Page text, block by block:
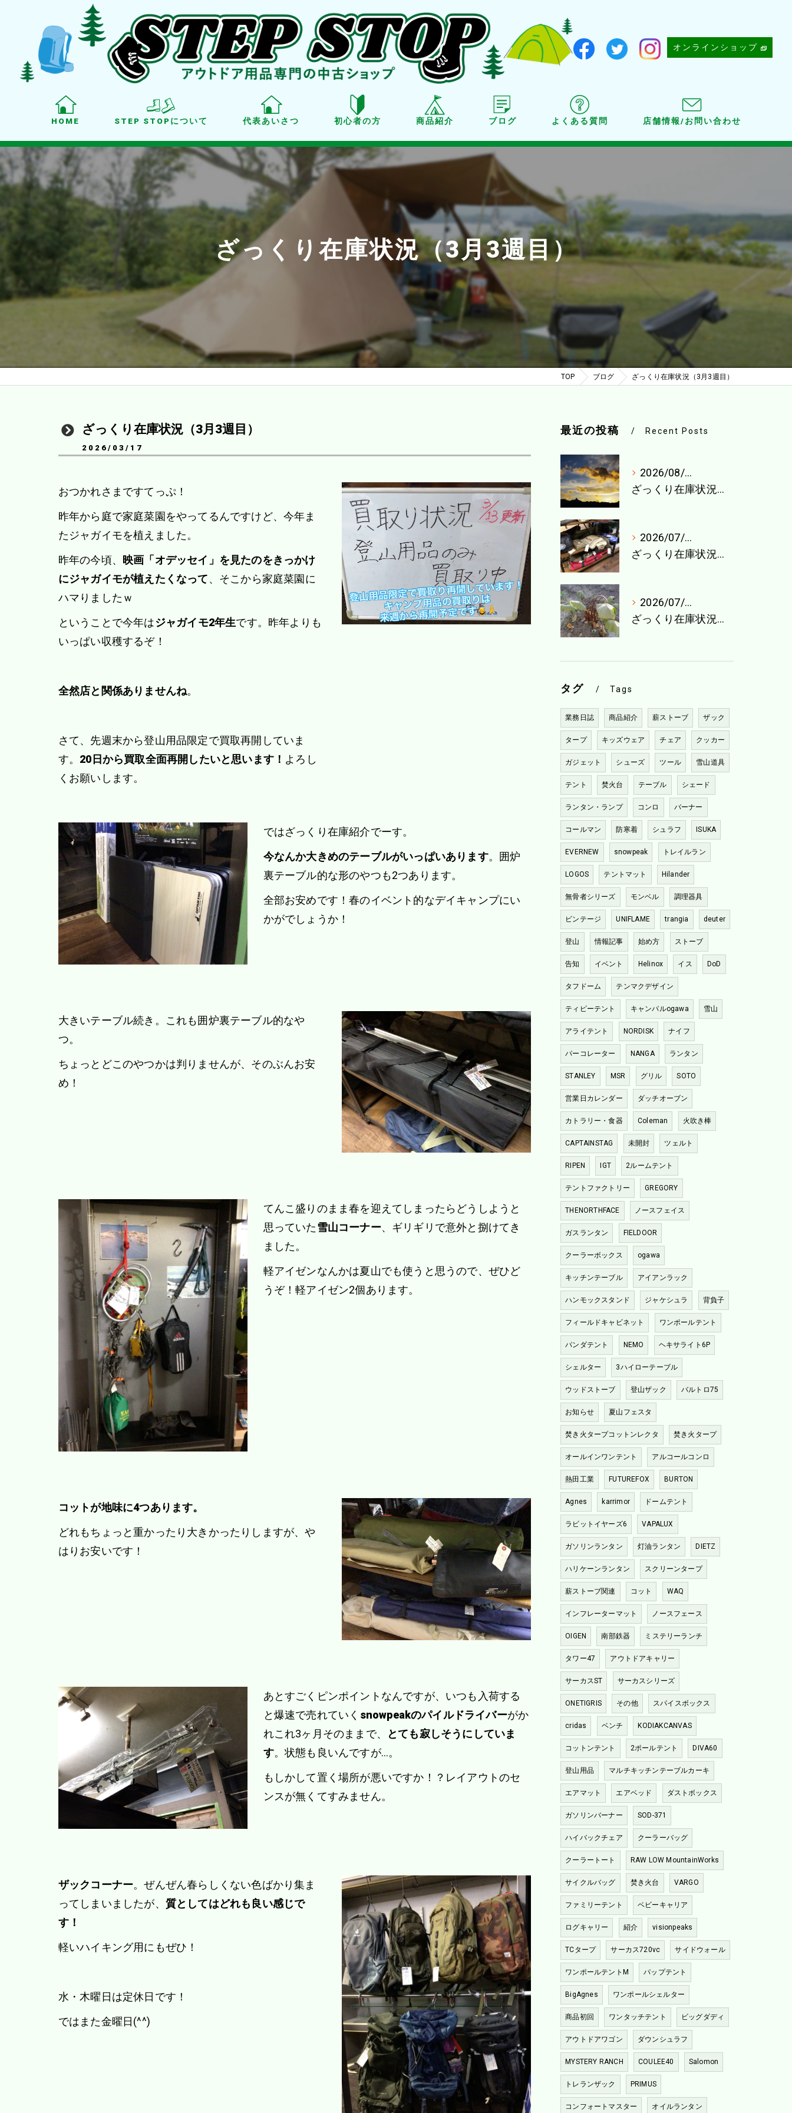
オンラインショップ
HOME STEP STOPについて 代表あいさつ 初心者の方 商品紹介
商品紹介
点検・メンテナンス
ブログ よくある質問 店舗情報/お問い合わせ
ざっくり在庫状況（3月3週目）
TOP ブログ ざっくり在庫状況（3月3週目）
ざっくり在庫状況（3月3週目）
2026/03/17
おつかれさまですてっぷ！
昨年から庭で家庭菜園をやってるんですけど、今年ま
たジャガイモを植えました。
昨年の今頃、
映画「オデッセイ」を見たのをきっかけ
にジャガイモが植えたくなって、そこから家庭菜園に
ハマりましたｗ
ということで今年はジャガイモ2年生です。昨年よりも
いっぱい収穫するぞ！
全然店と関係ありませんね。
さて、先週末から登山用品限定で買取再開していま
す。 20日から買取全面再開したいと思います！ よろし
くお願いします。
ではざっくり在庫紹介でーす。
今なんか大きめのテーブルがいっぱいあります。囲炉
裏テーブル的な形のやつも2つあります。
全部お安めです！春のイベント的なデイキャンプにい
かがでしょうか！
大きいテーブル続き。これも囲炉裏テーブル的なや
つ。
ちょっとどこのやつかは判りませんが、そのぶんお安
め！
てんこ盛りのまま春を迎えてしまったらどうしようと
思っていた雪山コーナー、ギリギリで意外と捌けてき
ました。
軽アイゼンなんかは夏山でも使うと思うので、ぜひど
うぞ！軽アイゼン2個あります。
コットが地味に4つあります。
どれもちょっと重かったり大きかったりしますが、や
はりお安いです！
あとすごくピンポイントなんですが、いつも入荷する
と爆速で売れていく snowpeakのパイルドライバーがか
れこれ3ヶ月そのままで、
とても寂しそうにしていま
す。状態も良いんですが…。
もしかして置く場所が悪いですか！？レイアウトのセ
ンスが無くてすみません。
ザックコーナー。ぜんぜん春らしくない色ばかり集ま
ってしまいましたが、 質としてはどれも良い感じで
す！
軽いハイキング用にもぜひ！
水・木曜日は定休日です！
ではまた金曜日(^^)
最近の投稿 Recent Posts
2026/08/04
ざっくり在庫状況（8月1週目）
2026/07/27
ざっくり在庫状況（7月最終週）
2026/07/21
ざっくり在庫状況（7月4週目）
タグ Tags
業務日誌 商品紹介 薪ストーブ ザック
タープ キッズウェア チェア クッカー
ガジェット シューズ ツール 雪山道具
テント 焚火台 テーブル シェード
ランタン・ランプ コンロ バーナー
コールマン 防寒着 シュラフ ISUKA
EVERNEW snowpeak トレイルラン
LOGOS テントマット Hilander
無骨者シリーズ モンベル 調理器具
ビンテージ UNIFLAME trangia deuter
登山 情報記事 始め方 ストーブ
告知 イベント Helinox イス DoD
タフドーム テンマクデザイン
ティピーテント キャンパルogawa 雪山
アライテント NORDISK ナイフ
パーコレーター NANGA ランタン
STANLEY MSR グリル SOTO
営業日カレンダー ダッチオーブン
カトラリー・食器 Coleman 火吹き棒
CAPTAINSTAG 未開封 ツェルト
RIPEN IGT 2ルームテント
テントファクトリー GREGORY
THENORTHFACE ノースフェイス
ガスランタン FIELDOOR
クーラーボックス ogawa
キッチンテーブル アイアンラック
ハンモックスタンド ジャケシュラ 背負子
フィールドキャビネット ワンポールテント
パンダテント NEMO ヘキサライト6P
シェルター 3ハイローテーブル
ウッドストーブ 登山ザック バルトロ75
お知らせ 夏山フェスタ
焚き火タープコットンレクタ 焚き火タープ
オールインワンテント アルコールコンロ
熱田工業 FUTUREFOX BURTON
Agnes karrimor ドームテント
ラビットイヤーズ6 VAPALUX
ガソリンランタン 灯油ランタン DIETZ
ハリケーンランタン スクリーンタープ
薪ストーブ関連 コット WAQ
インフレーターマット ノースフェース
OIGEN 南部鉄器 ミステリーランチ
タワー47 アウトドアキャリー
サーカスST サーカスシリーズ
ONETIGRIS その他 スパイスボックス
cridas ベンチ KODIAKCANVAS
コットンテント 2ポールテント DIVA60
登山用品 マルチキッチンテーブルカーキ
エアマット エアベッド ダストボックス
ガソリンバーナー SOD-371
ハイバックチェア クーラーバッグ
クーラートート RAW LOW MountainWorks
サイクルバッグ 焚き火台 VARGO
ファミリーテント ベビーキャリア
ログキャリー 紹介 visionpeaks
TCタープ サーカス720vc サイドウォール
ワンポールテントM パップテント
BigAgnes ワンポールシェルター
商品初回 ワンタッチテント ビッグダディ
アウトドアワゴン ダウンシュラフ
MYSTERY RANCH COULEE40 Salomon
トレランザック PRIMUS
コンフォートマスター オイルランタン